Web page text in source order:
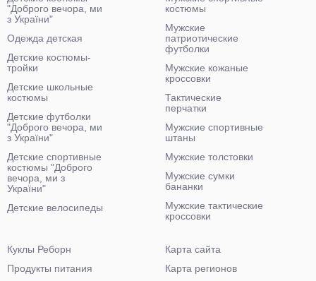
"Доброго вечора, ми
з України"
Одежда детская
Детские костюмы-
тройки
Детские школьные
костюмы
Детские футболки
"Доброго вечора, ми
з України"
Детские спортивные
костюмы "Доброго
вечора, ми з
України"
Детские велосипеды
костюмы
Мужские
патриотические
футболки
Мужские кожаные
кроссовки
Тактические
перчатки
Мужские спортивные
штаны
Мужские толстовки
Мужские сумки
бананки
Мужские тактические
кроссовки
Куклы Реборн
Продукты питания
Карта сайта
Карта регионов